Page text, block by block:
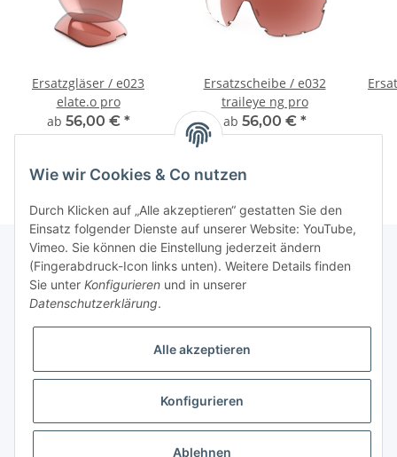
Ersatzgläser / e023
elate.o pro
ab 56,00 € *
Ersatzscheibe / e032
traileye ng pro
ab 56,00 € *
Fuss
News: Monate mit Beiträgen
* Alle Preise inkl. gesetzlicher USt.
Wie wir Cookies & Co nutzen
Durch Klicken auf „Alle akzeptieren“ gestatten Sie den
Einsatz folgender Dienste auf unserer Website: YouTube,
Vimeo. Sie können die Einstellung jederzeit ändern
(Fingerabdruck-Icon links unten). Weitere Details finden
Sie unter Konfigurieren und in unserer
Datenschutzerklärung.
Alle akzeptieren
Konfigurieren
Ablehnen